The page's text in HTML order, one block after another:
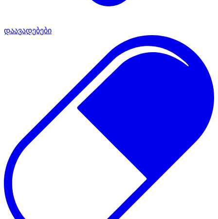
დაავადებები